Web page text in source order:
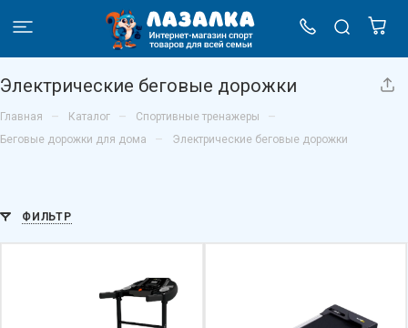
Электрические беговые дорожки
Главная – Каталог – Спортивные тренажеры –
Беговые дорожки для дома – Электрические беговые дорожки
ФИЛЬТР